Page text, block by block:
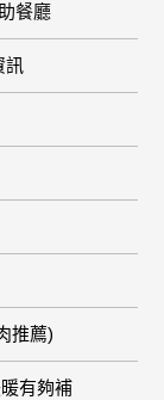
餐廳
訊
推薦)
有夠補